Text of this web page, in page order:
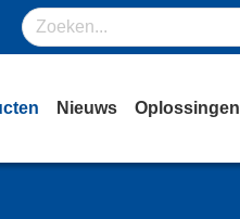
Nieuws Oplossingen